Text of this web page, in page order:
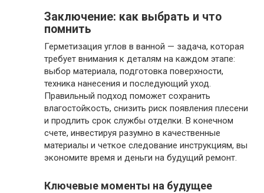
Заключение: как выбрать и что
помнить
Герметизация углов в ванной — задача, которая
требует внимания к деталям на каждом этапе:
выбор материала, подготовка поверхности,
техника нанесения и последующий уход.
Правильный подход поможет сохранить
влагостойкость, снизить риск появления плесени
и продлить срок службы отделки. В конечном
счете, инвестируя разумно в качественные
материалы и четкое следование инструкциям, вы
экономите время и деньги на будущий ремонт.
Ключевые моменты на будущее